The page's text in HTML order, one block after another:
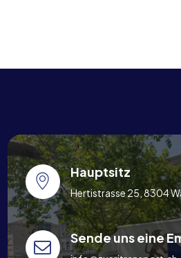
Hauptsitz
Hertistrasse 25, 8304
Sende uns eine